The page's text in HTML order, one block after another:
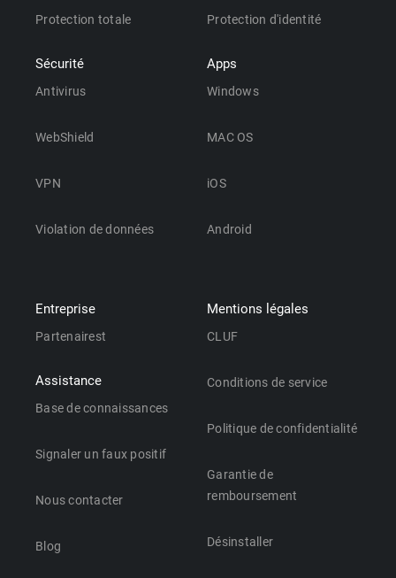
Protection totale
Sécurité
Antivirus
WebShield
VPN
Violation de données
Protection d'identité
Apps
Windows
MAC OS
iOS
Android
Entreprise
Partenairest
Assistance
Base de connaissances
Signaler un faux positif
Nous contacter
Blog
Mentions légales
CLUF
Conditions de service
Politique de confidentialité
Garantie de
remboursement
Désinstaller